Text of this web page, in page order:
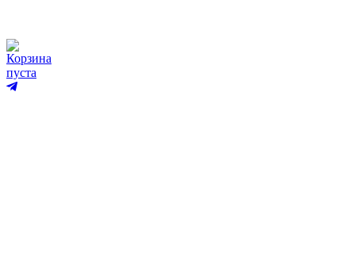
Корзина
пуста